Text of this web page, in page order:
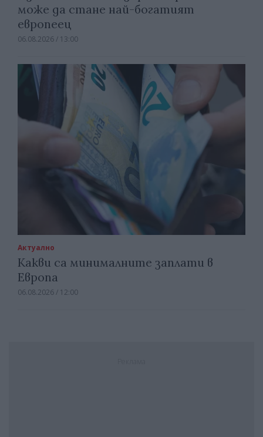
може да стане най-богатият
европеец
06.08.2026 / 13:00
Актуално
Какви са минималните заплати в
Европа
06.08.2026 / 12:00